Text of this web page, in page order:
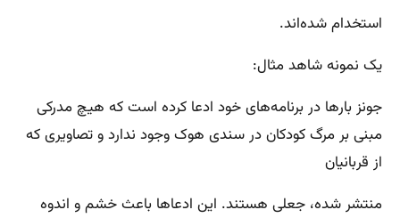
استخدام شده‌اند.
یک نمونه شاهد مثال:
جونز بارها در برنامه‌های خود ادعا کرده است که هیچ مدرکی
مبنی بر مرگ کودکان در سندی هوک وجود ندارد و تصاویری که
از قربانیان
منتشر شده، جعلی هستند. این ادعاها باعث خشم و اندوه